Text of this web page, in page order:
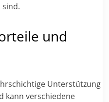
sind.
und
Unterstützung
kann verschiedene